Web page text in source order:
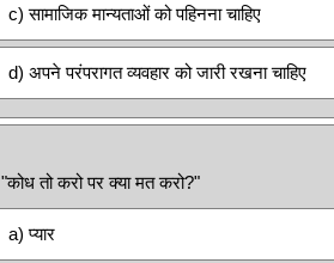
c) सामाजिक मान्यताओं को पहिनना चाहिए
d) अपने परंपरागत व्यवहार को जारी रखना चाहिए
"कोध तो करो पर क्या मत करो?"
a) प्यार